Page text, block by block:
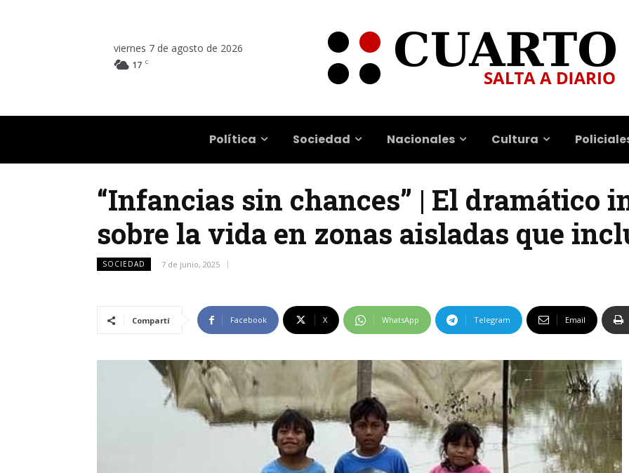
viernes 7 de agosto de 2026
17 C
Política Sociedad Nacionales Cultura
“Infancias sin chances” | El dramático
sobre la vida en zonas aisladas que
SOCIEDAD 7 de junio, 2025
Compartí Facebook X WhatsApp Telegram Email